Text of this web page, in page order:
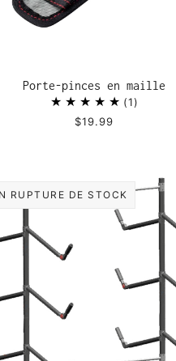
Porte-pinces en maille
1
$19.99
RUPTURE DE STOCK